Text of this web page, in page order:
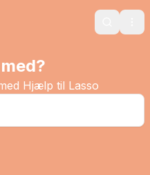
Search
Hjælp til Lasso